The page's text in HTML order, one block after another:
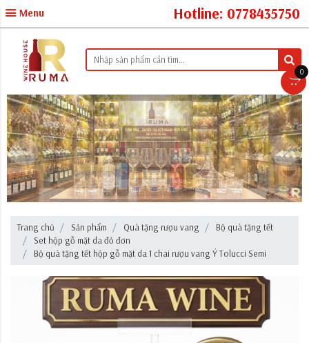
Menu Hotline: 0778435750
Trang chủ Sản phẩm Quà tặng rượu vang
Bộ quà tặng tết
Set hộp gỗ mặt da đỏ đơn
Bộ quà tặng tết hộp gỗ mặt da 1 chai rượu vang Ý Tolucci Semi
0